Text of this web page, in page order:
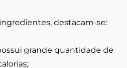
destacam-se:
grande quantidade de